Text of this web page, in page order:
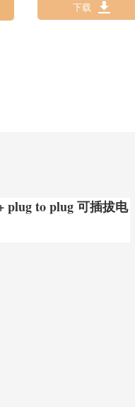
下载 
plug to plug 可插拔电